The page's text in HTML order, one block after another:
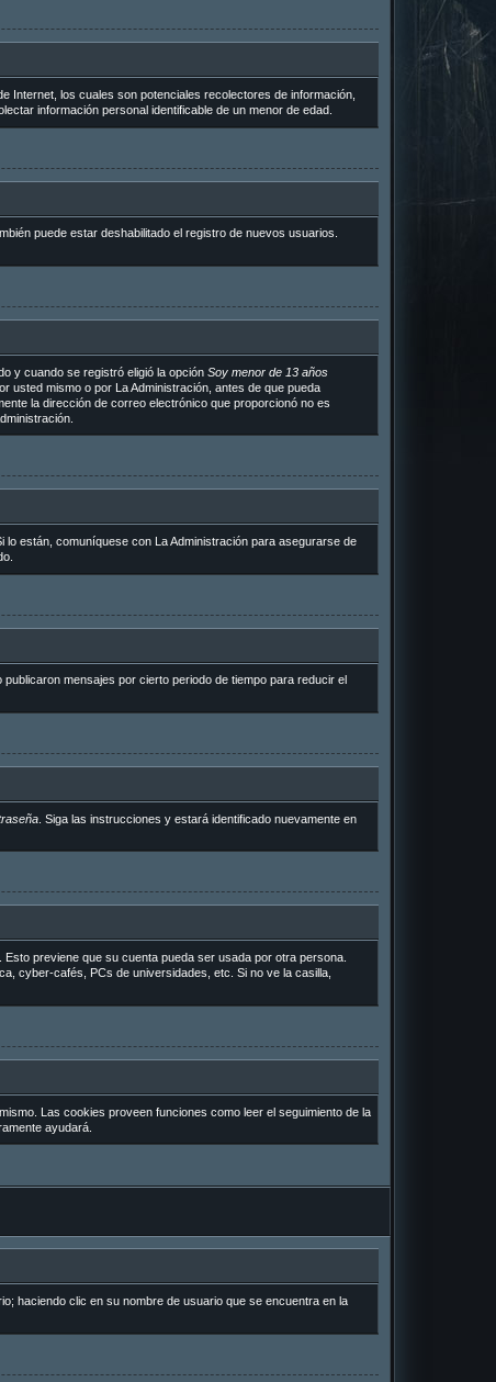
Internet, los cuales son potenciales recolectores de información,
información personal identificable de un menor de edad.
puede estar deshabilitado el registro de nuevos usuarios.
y cuando se registró eligió la opción Soy menor de 13 años
usted mismo o por La Administración, antes de que pueda
la dirección de correo electrónico que proporcionó no es
están, comuníquese con La Administración para asegurarse de
mensajes por cierto periodo de tiempo para reducir el
. Siga las instrucciones y estará identificado nuevamente en
previene que su cuenta pueda ser usada por otra persona.
cyber-cafés, PCs de universidades, etc. Si no ve la casilla,
Las cookies proveen funciones como leer el seguimiento de la
ayudará.
haciendo clic en su nombre de usuario que se encuentra en la